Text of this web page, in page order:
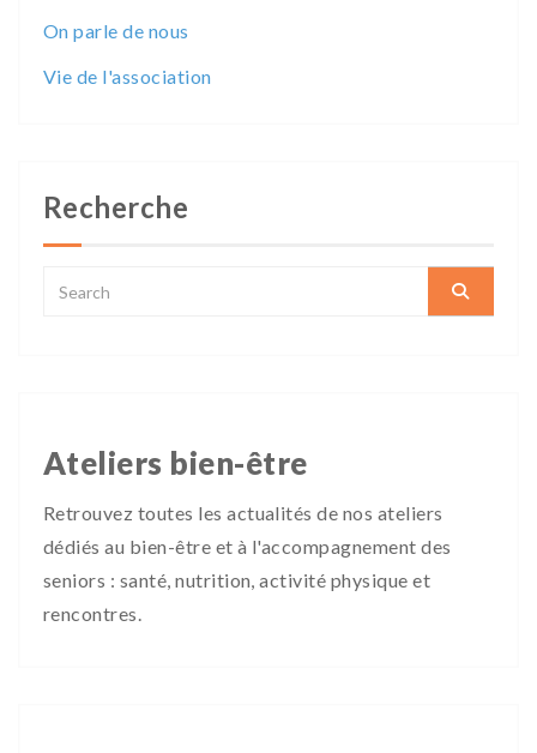
On parle de nous
Vie de l'association
Recherche
Ateliers bien-être
Retrouvez toutes les actualités de nos ateliers
dédiés au bien-être et à l'accompagnement des
seniors : santé, nutrition, activité physique et
rencontres.